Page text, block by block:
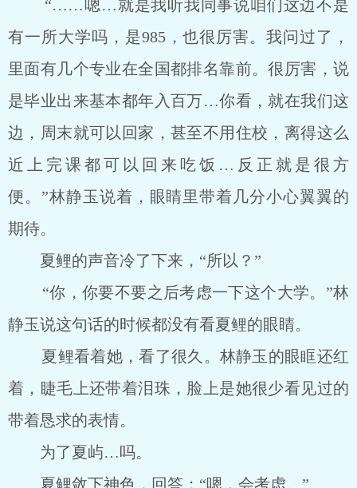
“……嗯…就是我听我同事说咱们这边不是
有一所大学吗，是985，也很厉害。我问过了，
里面有几个专业在全国都排名靠前。很厉害，说
是毕业出来基本都年入百万…你看，就在我们这
边，周末就可以回家，甚至不用住校，离得这么
近上完课都可以回来吃饭…反正就是很方
便。”林静玉说着，眼睛里带着几分小心翼翼的
期待。
夏鲤的声音冷了下来，“所以？”
“你，你要不要之后考虑一下这个大学。”林
静玉说这句话的时候都没有看夏鲤的眼睛。
夏鲤看着她，看了很久。林静玉的眼眶还红
着，睫毛上还带着泪珠，脸上是她很少看见过的
带着恳求的表情。
为了夏屿…吗。
夏鲤敛下神色，回答：“嗯，会考虑。”